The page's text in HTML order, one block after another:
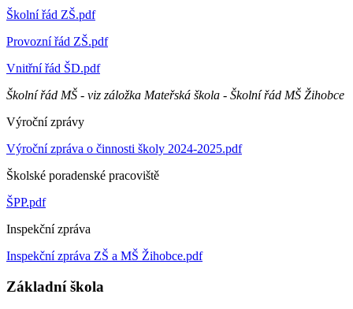
Školní řád ZŠ.pdf
Provozní řád ZŠ.pdf
Vnitřní řád ŠD.pdf
Školní řád MŠ - viz záložka Mateřská škola - Školní řád MŠ Žihobce
Výroční zprávy
Výroční zpráva o činnosti školy 2024-2025.pdf
Školské poradenské pracoviště
ŠPP.pdf
Inspekční zpráva
Inspekční zpráva ZŠ a MŠ Žihobce.pdf
Základní škola